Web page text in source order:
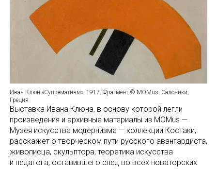
Иван Клюн «Супрематизм», 1917. Фрагмент © MOMus, Салоники,
Греция
Выставка Ивана Клюна, в основу которой легли
произведения и архивные материалы из MOMus —
Музея искусства модернизма — коллекции Костаки,
расскажет о творческом пути русского авангардиста,
живописца, скульптора, теоретика искусства
и педагога, оставившего след во всех новаторских